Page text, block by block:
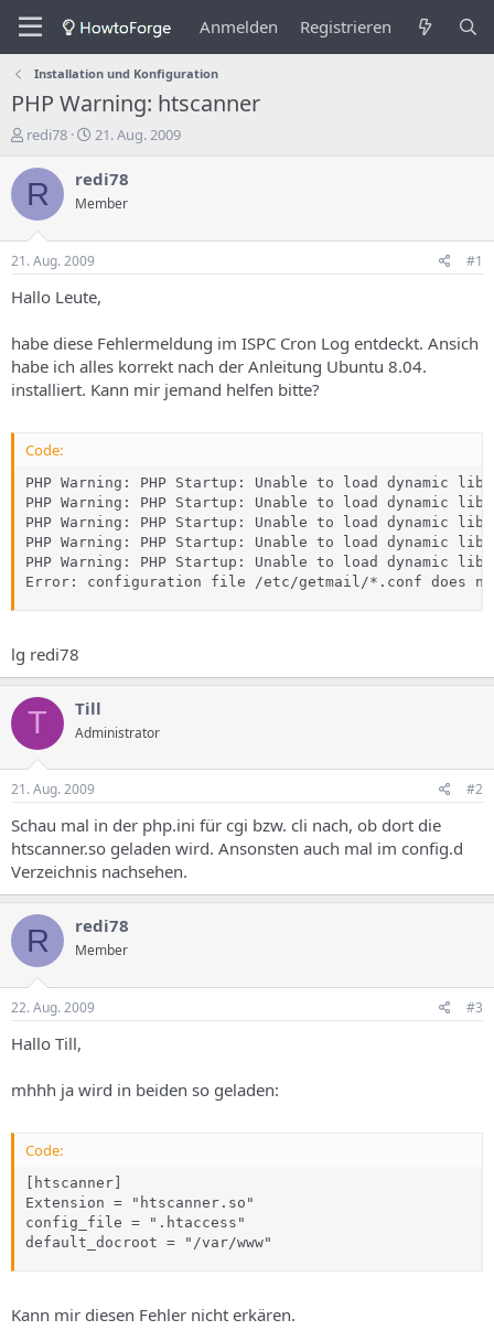
Anmelden Registrieren
Installation und Konfiguration
PHP Warning: htscanner
E
s
e
e
r
s
T
h
a
redi78
E
s
e
n
g
d
a
t
21. Aug. 2009
R redi78
Member
21. Aug. 2009 #1
Hallo Leute,
habe diese Fehlermeldung im ISPC Cron Log entdeckt. Ansich
habe ich alles korrekt nach der Anleitung Ubuntu 8.04.
installiert. Kann mir jemand helfen bitte?
Code:
PHP Warning: PHP Startup: Unable to load
PHP Warning: PHP Startup: Unable to load
PHP Warning: PHP Startup: Unable to load
PHP Warning: PHP Startup: Unable to load
PHP Warning: PHP Startup: Unable to load
Error: configuration file /etc/getmail/*.conf does
lg redi78
T Till
Administrator
21. Aug. 2009 #2
Schau mal in der php.ini für cgi bzw. cli nach, ob dort die
htscanner.so geladen wird. Ansonsten auch mal im config.d
Verzeichnis nachsehen.
R redi78
Member
22. Aug. 2009 #3
Hallo Till,
mhhh ja wird in beiden so geladen:
Code:
[htscanner]
Extension = "htscanner.so"
config_file = ".htaccess"
default_docroot = "/var/www"
Kann mir diesen Fehler nicht erkären.